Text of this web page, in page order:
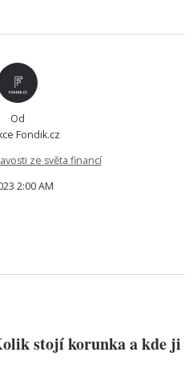
Od
Fondik.cz
ze světa financí
2:00 AM
stojí korunka a kde ji